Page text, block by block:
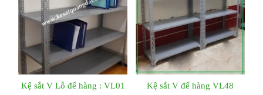
Kệ sắt V Lỗ để hàng : VL01 Kệ sắt V để hàng VL48